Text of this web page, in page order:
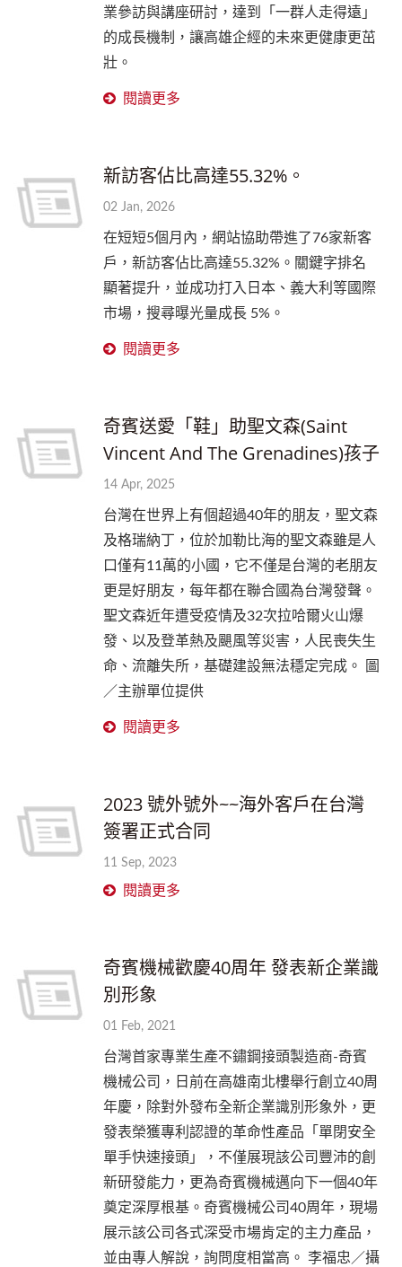
業參訪與講座研討，達到「一群人走得遠」
的成長機制，讓高雄企經的未來更健康更茁
壯。
閱讀更多
新訪客佔比高達55.32%。
02 Jan, 2026
在短短5個月內，網站協助帶進了76家新客
戶，新訪客佔比高達55.32%。關鍵字排名
顯著提升，並成功打入日本、義大利等國際
市場，搜尋曝光量成長 5%。
閱讀更多
奇賓送愛「鞋」助聖文森(Saint
Vincent And The Grenadines)孩子
14 Apr, 2025
台灣在世界上有個超過40年的朋友，聖文森
及格瑞納丁，位於加勒比海的聖文森雖是人
口僅有11萬的小國，它不僅是台灣的老朋友
更是好朋友，每年都在聯合國為台灣發聲。
聖文森近年遭受疫情及32次拉哈爾火山爆
發、以及登革熱及颶風等災害，人民喪失生
命、流離失所，基礎建設無法穩定完成。 圖
／主辦單位提供
閱讀更多
2023 號外號外~~海外客戶在台灣
簽署正式合同
11 Sep, 2023
閱讀更多
奇賓機械歡慶40周年 發表新企業識
別形象
01 Feb, 2021
台灣首家專業生產不鏽鋼接頭製造商-奇賓
機械公司，日前在高雄南北樓舉行創立40周
年慶，除對外發布全新企業識別形象外，更
發表榮獲專利認證的革命性產品「單閉安全
單手快速接頭」，不僅展現該公司豐沛的創
新研發能力，更為奇賓機械邁向下一個40年
奠定深厚根基。奇賓機械公司40周年，現場
展示該公司各式深受市場肯定的主力產品，
並由專人解說，詢問度相當高。 李福忠／攝